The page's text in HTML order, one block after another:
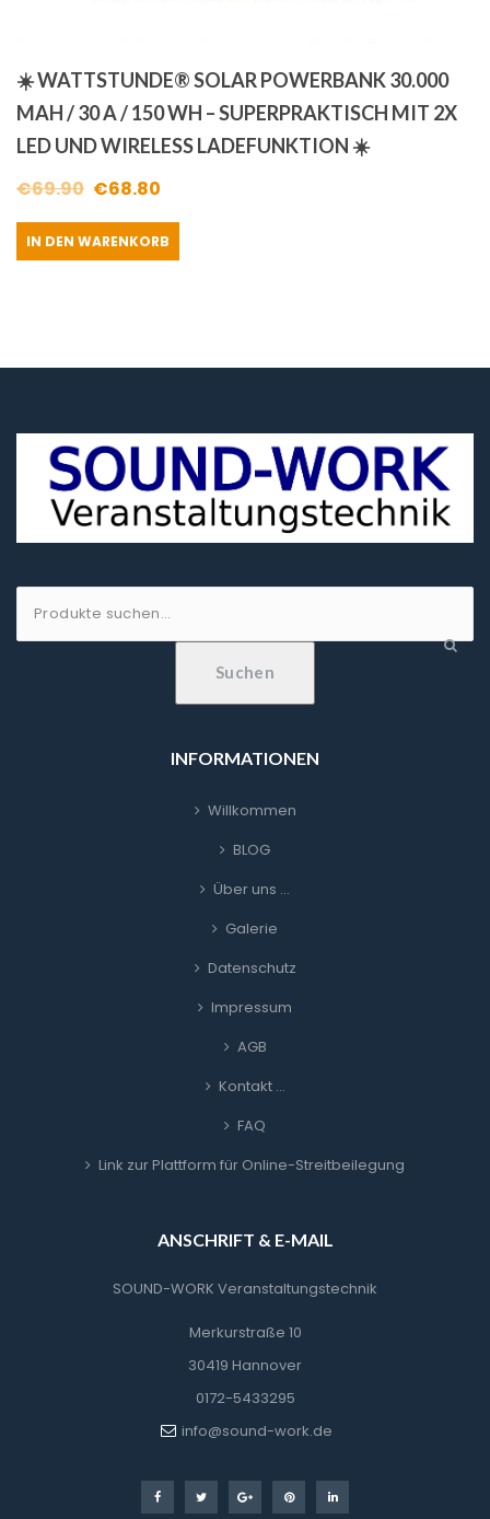
☀️ WATTSTUNDE® SOLAR POWERBANK 30.000
MAH / 30 A / 150 WH – SUPERPRAKTISCH MIT 2X
LED UND WIRELESS LADEFUNKTION ☀️
€69.90 Ursprünglicher
Preis
war:
€68.80
Preis
IN DEN WARENKORB
Suchen
INFORMATIONEN
Willkommen
BLOG
Über uns …
Galerie
Datenschutz
Impressum
AGB
Kontakt …
FAQ
Link zur Plattform für Online-Streitbeilegung
ANSCHRIFT & E-MAIL
SOUND-WORK Veranstaltungstechnik
Merkurstraße 10
30419 Hannover
0172-5433295
info@sound-work.de